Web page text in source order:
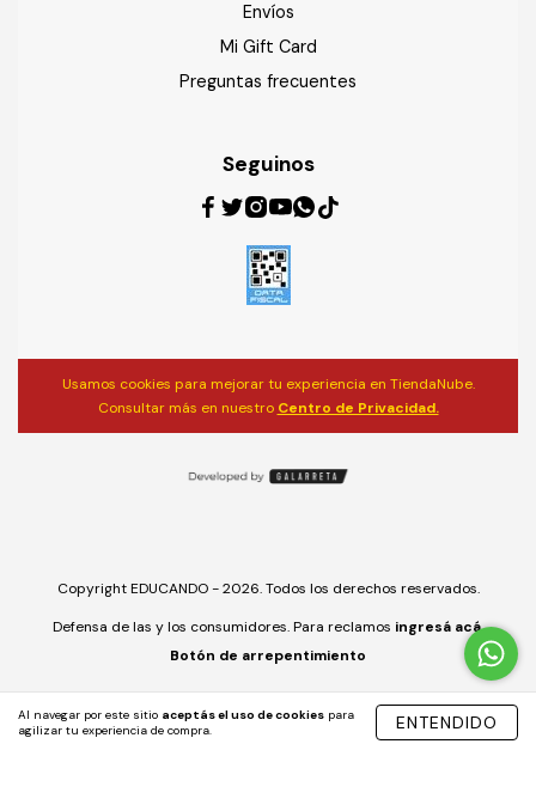
Al navegar por este sitio aceptás el uso de cookies para
agilizar tu experiencia de compra.
ENTENDIDO
Envíos
Mi Gift Card
Preguntas frecuentes
Seguinos
Usamos cookies para mejorar tu experiencia en TiendaNube.
Consultar más en nuestro Centro de Privacidad.
Copyright EDUCANDO - 2026. Todos los derechos reservados.
Defensa de las y los consumidores. Para reclamos ingresá acá.
Botón de arrepentimiento